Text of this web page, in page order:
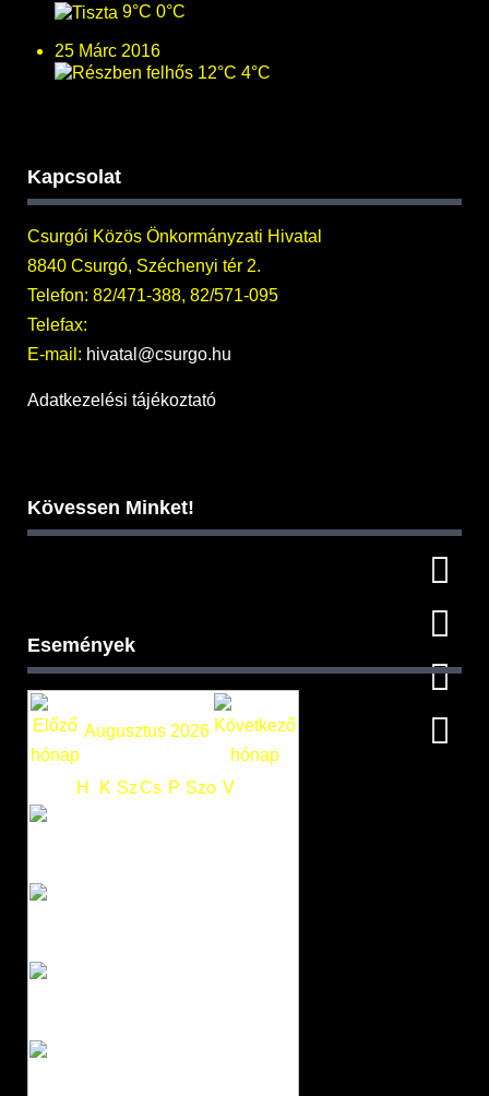
9°C 0°C
25 Márc 2016
12°C 4°C
Kapcsolat
Csurgói Közös Önkormányzati Hivatal
8840 Csurgó, Széchenyi tér 2.
Telefon: 82/471-388, 82/571-095
Telefax:
E-mail: hivatal@csurgo.hu
Adatkezelési tájékoztató
Kövessen Minket!
Események
Augusztus 2026
H K SzCs P Szo V